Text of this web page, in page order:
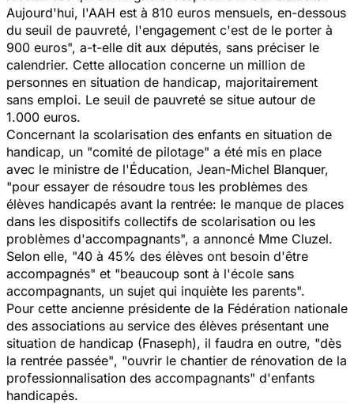
Aujourd'hui, l'AAH est à 810 euros mensuels, en-dessous
du seuil de pauvreté, l'engagement c'est de le porter à
900 euros", a-t-elle dit aux députés, sans préciser le
calendrier. Cette allocation concerne un million de
personnes en situation de handicap, majoritairement
sans emploi. Le seuil de pauvreté se situe autour de
1.000 euros.
Concernant la scolarisation des enfants en situation de
handicap, un "comité de pilotage" a été mis en place
avec le ministre de l'Éducation, Jean-Michel Blanquer,
"pour essayer de résoudre tous les problèmes des
élèves handicapés avant la rentrée: le manque de places
dans les dispositifs collectifs de scolarisation ou les
problèmes d'accompagnants", a annoncé Mme Cluzel.
Selon elle, "40 à 45% des élèves ont besoin d'être
accompagnés" et "beaucoup sont à l'école sans
accompagnants, un sujet qui inquiète les parents".
Pour cette ancienne présidente de la Fédération nationale
des associations au service des élèves présentant une
situation de handicap (Fnaseph), il faudra en outre, "dès
la rentrée passée", "ouvrir le chantier de rénovation de la
professionnalisation des accompagnants" d'enfants
handicapés.